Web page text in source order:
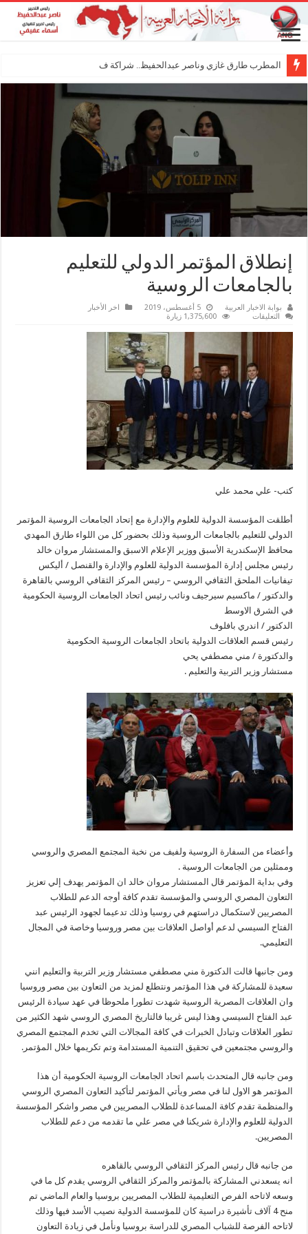
المطرب طارق غازي وناصر عبدالحفيظ.. شراكة فنية ترسم مل
إنطلاق المؤتمر الدولي للتعليم
بالجامعات الروسية
بوابة الاخبار العربية 5 أغسطس، 2019
اخر الأخبار
التعليقات
المؤتمر
بالجامعات
الروسية
مغلقة
1,375,600 زيارة
كتب- علي محمد علي
أطلقت المؤسسة الدولية للعلوم والإدارة مع إتحاد الجامعات الروسية المؤتمر
الدولي للتعليم بالجامعات الروسية وذلك بحضور كل من اللواء طارق المهدي
محافظ الإسكندرية الأسبق ووزير الإعلام الاسبق والمستشار مروان خالد
رئيس مجلس إدارة المؤسسة الدولية للعلوم والإدارة والقنصل / أليكس
تيفانيات الملحق الثقافي الروسي – رئيس المركز الثقافي الروسي بالقاهرة
والدكتور / ماكسيم سيرجيف ونائب رئيس اتحاد الجامعات الروسية الحكومية
في الشرق الاوسط
الدكتور / اندري بافلوف
رئيس قسم العلاقات الدولية باتحاد الجامعات الروسية الحكومية
والدكتورة / مني مصطفي يحي
مستشار وزير التربية والتعليم .
وأعضاء من السفارة الروسية ولفيف من نخبة المجتمع المصري والروسي
وممثلين من الجامعات الروسية .
وفي بداية المؤتمر قال المستشار مروان خالد ان المؤتمر يهدف إلي تعزيز
التعاون المصري الروسي والمؤسسة تقدم كافة أوجه الدعم للطلاب
المصريين لاستكمال دراستهم في روسيا وذلك تدعيما لجهود الرئيس عبد
الفتاح السيسي لدعم أواصل العلاقات بين مصر وروسيا وخاصة في المجال
التعليمي.
ومن جانبها قالت الدكتورة مني مصطفي مستشار وزير التربية والتعليم انني
سعيدة للمشاركة في هذا المؤتمر ونتطلع لمزيد من التعاون بين مصر وروسيا
وان العلاقات المصرية الروسية شهدت تطورا ملحوظا في عهد سيادة الرئيس
عبد الفتاح السيسي وهذا ليس غريبا فالتاريخ المصري الروسي شهد الكثير من
تطور العلاقات وتبادل الخبرات في كافة المجالات التي تخدم المجتمع المصري
والروسي مجتمعين في تحقيق التنمية المستدامة وتم تكريمها خلال المؤتمر.
ومن جانبه قال المتحدث باسم اتحاد الجامعات الروسية الحكومية أن هذا
المؤتمر هو الاول لنا في مصر ويأتي المؤتمر لتأكيد التعاون المصري الروسي
والمنظمة تقدم كافة المساعدة للطلاب المصريين في مصر واشكر المؤسسة
الدولية للعلوم والإدارة شريكنا في مصر علي ما تقدمه من دعم للطلاب
المصريين.
من جانبه قال رئيس المركز الثقافي الروسي بالقاهره
انه يسعدني المشاركة بالمؤتمر والمركز الثقافي الروسي يقدم كل ما في
وسعه لاتاحه الفرص التعليمية للطلاب المصريين بروسيا والعام الماضي تم
منح 4 آلاف تأشيرة دراسية كان للمؤسسة الدولية نصيب الأسد فيها وذلك
لاتاحه الفرصة للشباب المصري للدراسة بروسيا ونأمل في زيادة التعاون